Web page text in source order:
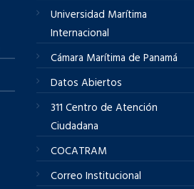
Universidad Marítima
Internacional
Cámara Marítima de Panamá
Datos Abiertos
311 Centro de Atención
Ciudadana
COCATRAM
Correo Institucional